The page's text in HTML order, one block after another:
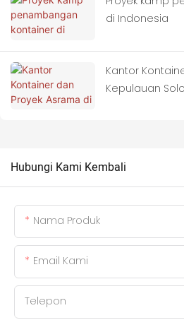
di Indonesia
Kantor
Kepulauan
Hubungi Kami Kembali
Nama Produk
Email Kami
Telepon